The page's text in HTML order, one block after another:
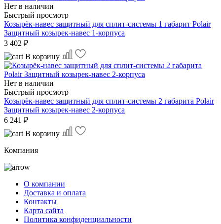
Нет в наличии
Быстрый просмотр
Козырёк-навес защитный для сплит-системы 1 габарит Polair
Защитный козырек-навес 1-корпуса
3 402 ₽
В корзину
Нет в наличии
Быстрый просмотр
Козырёк-навес защитный для сплит-системы 2 габарита Polair
Защитный козырек-навес 2-корпуса
6 241 ₽
В корзину
Компания
О компании
Доставка и оплата
Контакты
Карта сайта
Политика конфиденциальности